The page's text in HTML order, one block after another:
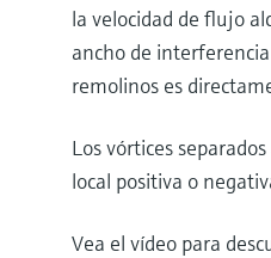
la velocidad de flujo
ancho de
remolinos es
Los vórtices
local positiva o
Vea el vídeo para